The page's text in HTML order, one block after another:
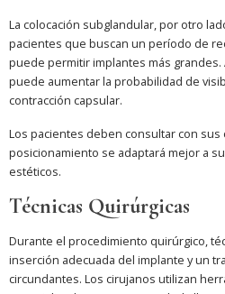
La colocación subglandular, por otro
pacientes que buscan un período de
puede permitir implantes más
puede aumentar la probabilidad de
contracción capsular.
Los pacientes deben consultar con
posicionamiento se adaptará mejor a
estéticos.
Técnicas Quirúrgicas
Durante el procedimiento quirúrgico,
inserción adecuada del implante y un
circundantes. Los cirujanos utilizan